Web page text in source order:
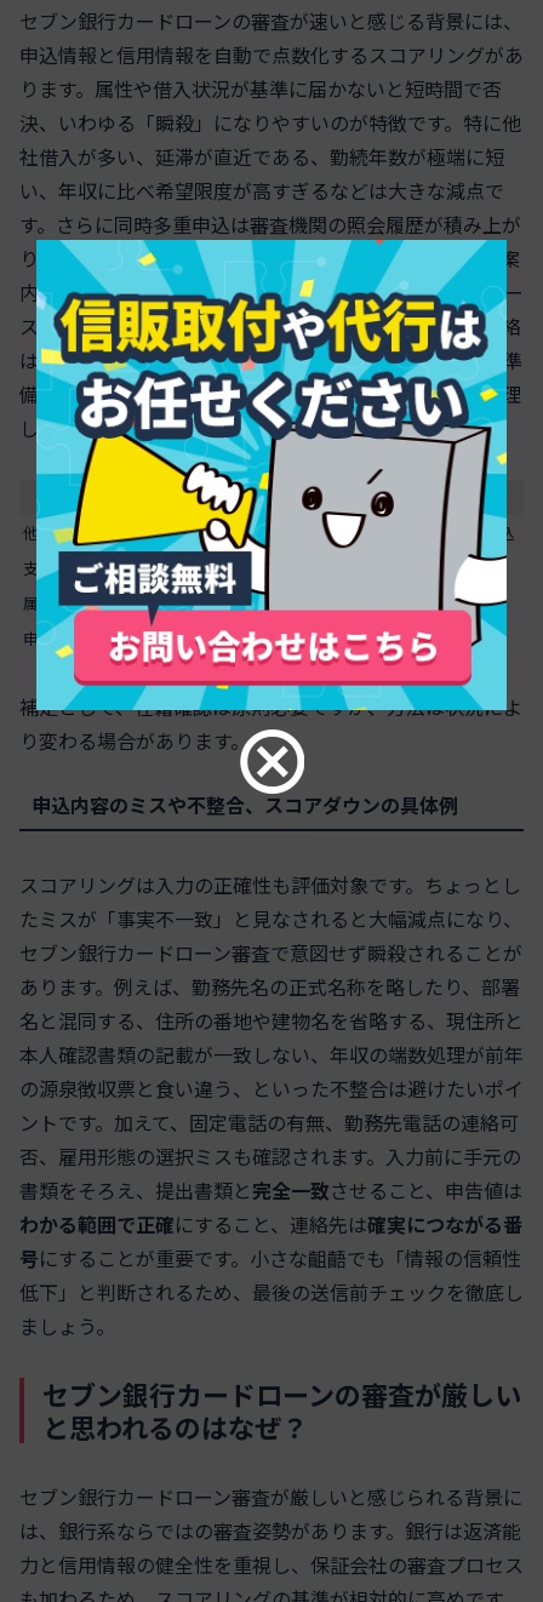
セブン銀行カードローンの審査が速いと感じる背景には、
申込情報と信用情報を自動で点数化するスコアリングがあ
ります。属性や借入状況が基準に届かないと短時間で否
決、いわゆる「瞬殺」になりやすいのが特徴です。特に他
社借入が多い、延滞が直近である、勤続年数が極端に短
い、年収に比べ希望限度が高すぎるなどは大きな減点で
す。さらに同時多重申込は審査機関の照会履歴が積み上が
り、信用情報の評価を下げます。審査時間は最短翌日と案
内されますが、内容次第では即時に否決メールというケー
スもあります。土日申込は受付自体は可能でも、結果連絡
は営業日の処理に左右されるため、時間に余裕をもって準
備することが大切です。以下の表で主なチェック軸を整理
します。
チェック軸 減点となりやすい例
回避のポイント
他社借入と件数 件数が多い・総額が高い
希望額を抑え整理後に申込
支払履歴
直近の延滞・遅延
期日厳守で実績改善
属性情報
勤続短期・収入不安定
勤続が伸びてから申込
申込行動
同時多重申込 間隔を空けて申込
補足として、在籍確認は原則必要ですが、方法は状況によ
り変わる場合があります。
申込内容のミスや不整合、スコアダウンの具体例
スコアリングは入力の正確性も評価対象です。ちょっとし
たミスが「事実不一致」と見なされると大幅減点になり、
セブン銀行カードローン審査で意図せず瞬殺されることが
あります。例えば、勤務先名の正式名称を略したり、部署
名と混同する、住所の番地や建物名を省略する、現住所と
本人確認書類の記載が一致しない、年収の端数処理が前年
の源泉徴収票と食い違う、といった不整合は避けたいポイ
ントです。加えて、固定電話の有無、勤務先電話の連絡可
否、雇用形態の選択ミスも確認されます。入力前に手元の
書類をそろえ、提出書類と完全一致させること、申告値は
わかる範囲で正確にすること、連絡先は確実につながる番
号にすることが重要です。小さな齟齬でも「情報の信頼性
低下」と判断されるため、最後の送信前チェックを徹底し
ましょう。
セブン銀行カードローンの審査が厳しい
と思われるのはなぜ？
セブン銀行カードローン審査が厳しいと感じられる背景に
は、銀行系ならではの審査姿勢があります。銀行は返済能
力と信用情報の健全性を重視し、保証会社の審査プロセス